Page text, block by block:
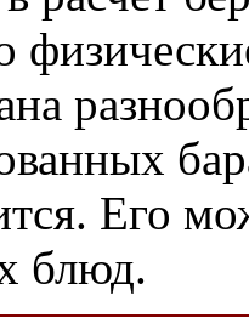
Его
блюд.